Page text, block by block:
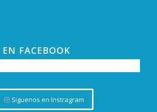
FACEBOOK
Siguenos en Instragram